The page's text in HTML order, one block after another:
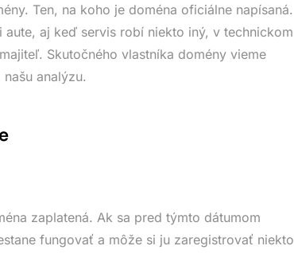
Ten, na koho je doména oficiálne napísaná.
aj keď servis robí niekto iný, v technickom
Skutočného vlastníka domény vieme
analýzu.
zaplatená. Ak sa pred týmto dátumom
fungovať a môže si ju zaregistrovať niekto